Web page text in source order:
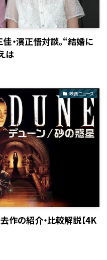
佳・濱正悟対談。“結婚に
は
映画ニュース
去作の紹介・比較解説【4K